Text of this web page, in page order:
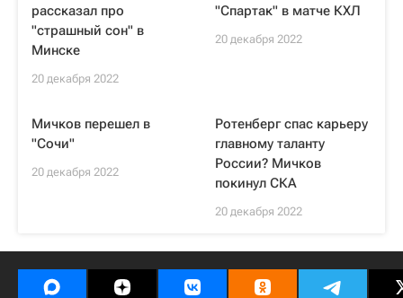
рассказал про
"страшный сон" в
Минске
20 декабря 2022
"Спартак" в матче КХЛ
20 декабря 2022
Мичков перешел в
"Сочи"
20 декабря 2022
Ротенберг спас карьеру
главному таланту
России? Мичков
покинул СКА
20 декабря 2022